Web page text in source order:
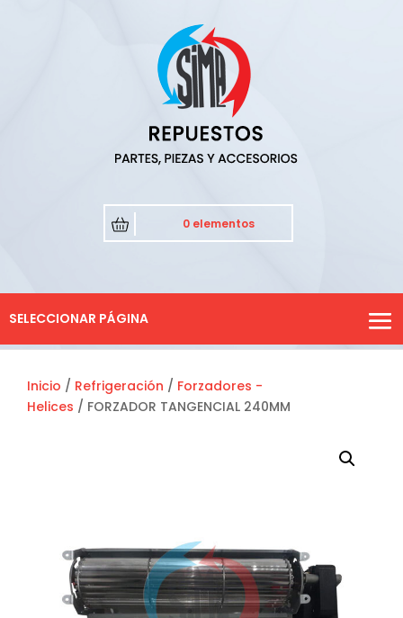
0 elementos
SELECCIONAR PÁGINA
Inicio / Refrigeración / Forzadores -
Helices / FORZADOR TANGENCIAL 240MM